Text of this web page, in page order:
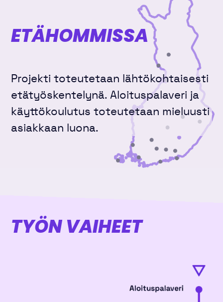
ETÄHOMMISSA
Projekti toteutetaan lähtökohtaisesti
etätyöskentelynä. Aloituspalaveri ja
käyttökoulutus toteutetaan mieluusti
asiakkaan luona.
TYÖN VAIHEET